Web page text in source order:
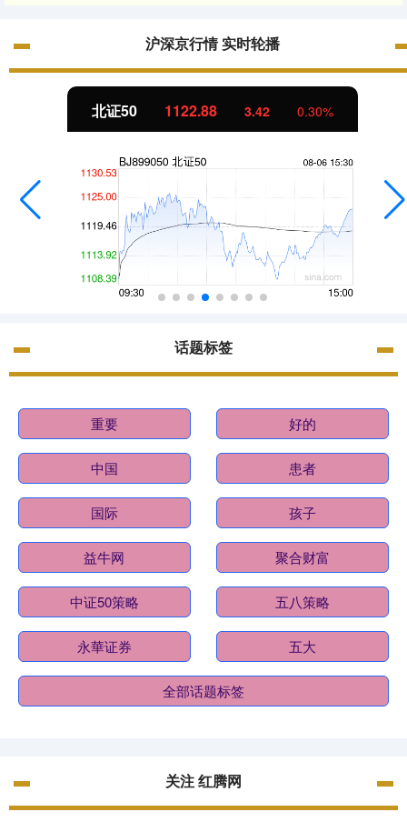
沪深京行情 实时轮播
北证50 1122.88 3.42 0.30%
话题标签
重要 好的
中国 患者
国际 孩子
益牛网 聚合财富
中证50策略 五八策略
永華证券 五大
全部话题标签
关注 红腾网